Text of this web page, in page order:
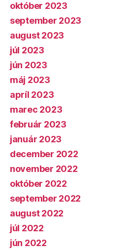
október 2023
september 2023
august 2023
júl 2023
jún 2023
máj 2023
apríl 2023
marec 2023
február 2023
január 2023
december 2022
november 2022
október 2022
september 2022
august 2022
júl 2022
jún 2022